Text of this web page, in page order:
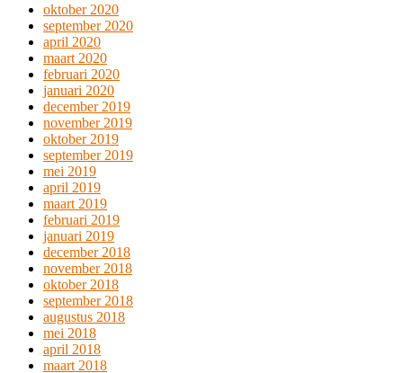
oktober 2020
september 2020
april 2020
maart 2020
februari 2020
januari 2020
december 2019
november 2019
oktober 2019
september 2019
mei 2019
april 2019
maart 2019
februari 2019
januari 2019
december 2018
november 2018
oktober 2018
september 2018
augustus 2018
mei 2018
april 2018
maart 2018